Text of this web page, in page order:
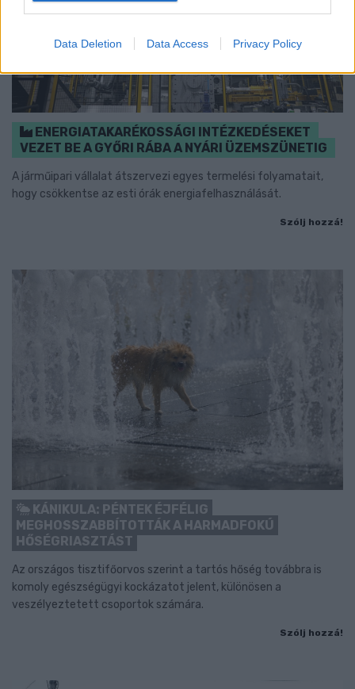
Data Deletion Data Access Privacy Policy
ENERGIATAKARÉKOSSÁGI INTÉZKEDÉSEKET
VEZET BE A GYŐRI RÁBA A NYÁRI ÜZEMSZÜNETIG
A járműipari vállalat átszervezi egyes termelési folyamatait,
hogy csökkentse az esti órák energiafelhasználását.
Szólj hozzá!
KÁNIKULA: PÉNTEK ÉJFÉLIG
MEGHOSSZABBÍTOTTÁK A HARMADFOKÚ
HŐSÉGRIASZTÁST
Az országos tisztifőorvos szerint a tartós hőség továbbra is
komoly egészségügyi kockázatot jelent, különösen a
veszélyeztetett csoportok számára.
Szólj hozzá!